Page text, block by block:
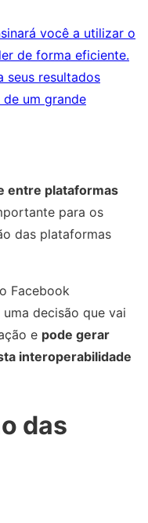
você a utilizar o
de forma eficiente.
seus resultados
de um grande
entre plataformas
para os
das plataformas
Facebook
decisão que vai
e pode gerar
interoperabilidade
das